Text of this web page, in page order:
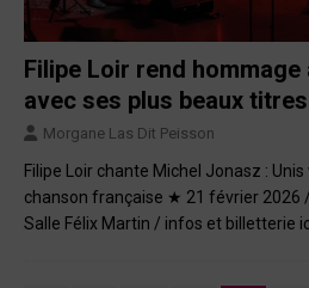
Filipe Loir rend
avec ses plus beaux titres
Morgane Las Dit Peisson
Filipe Loir chante Michel Jonasz : Unis
chanson française ★ 21 février 2026
Salle Félix Martin / infos et billetterie